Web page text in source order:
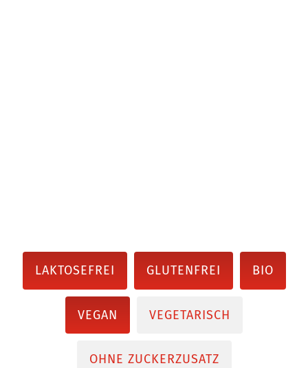
LAKTOSEFREI GLUTENFREI BIO
VEGAN VEGETARISCH
OHNE ZUCKERZUSATZ